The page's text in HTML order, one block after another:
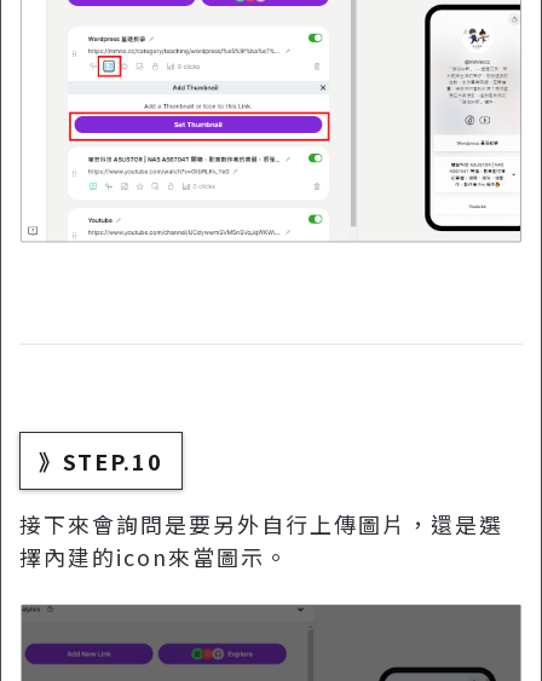
》STEP.10
接下來會詢問是要另外自行上傳圖片，還是選
擇內建的icon來當圖示。